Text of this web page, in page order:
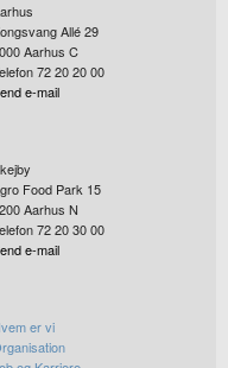
Allé 29
Aarhus C
72 20 20 00
e-mail
Food Park 15
Aarhus N
72 20 30 00
e-mail
er vi